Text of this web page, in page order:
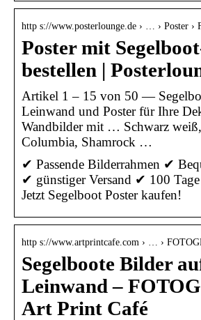
http s://www.posterlounge.de › … › Poster ›
Poster mit
bestellen |
Artikel 1 – 15 von 50 —
Leinwand und Poster für Ihre
Wandbilder mit … Schwarz
Columbia, Shamrock …
✔ Passende Bilderrahmen ✔
✔ günstiger Versand ✔ 100
Jetzt Segelboot Poster kaufen!
http s://www.artprintcafe.com › … ›
Segelboote Bilder
Leinwand –
Art Print Café